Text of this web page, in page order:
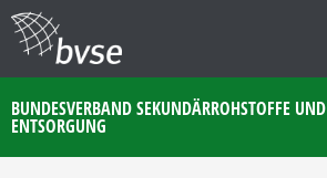
BUNDESVERBAND SEKUNDÄRROHSTOFFE UND
ENTSORGUNG